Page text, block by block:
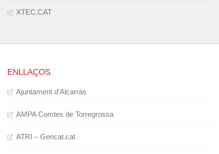
XTEC.CAT
ENLLAÇOS
Ajuntament d'Alcarràs
AMPA Comtes de Torregrossa
ATRI – Gencat.cat